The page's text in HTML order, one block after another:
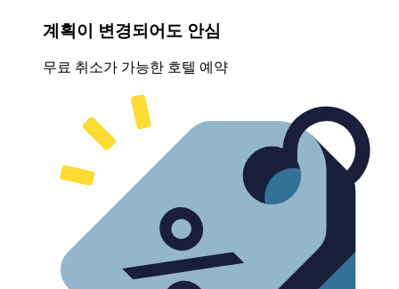
계획이 변경되어도 안심
무료 취소가 가능한 호텔 예약